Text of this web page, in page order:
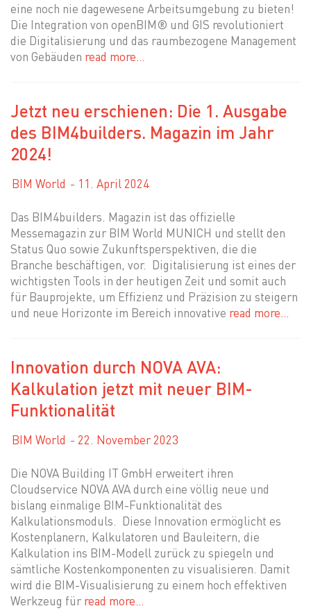
eine noch nie dagewesene Arbeitsumgebung zu bieten!
Die Integration von openBIM® und GIS revolutioniert
die Digitalisierung und das raumbezogene Management
von Gebäuden read more…
Jetzt neu erschienen: Die 1. Ausgabe
des BIM4builders. Magazin im Jahr
2024!
BIM World 11. April 2024
Das BIM4builders. Magazin ist das offizielle
Messemagazin zur BIM World MUNICH und stellt den
Status Quo sowie Zukunftsperspektiven, die die
Branche beschäftigen, vor. Digitalisierung ist eines der
wichtigsten Tools in der heutigen Zeit und somit auch
für Bauprojekte, um Effizienz und Präzision zu steigern
und neue Horizonte im Bereich innovative read more…
Innovation durch NOVA AVA:
Kalkulation jetzt mit neuer BIM-
Funktionalität
BIM World 22. November 2023
Die NOVA Building IT GmbH erweitert ihren
Cloudservice NOVA AVA durch eine völlig neue und
bislang einmalige BIM-Funktionalität des
Kalkulationsmoduls. Diese Innovation ermöglicht es
Kostenplanern, Kalkulatoren und Bauleitern, die
Kalkulation ins BIM-Modell zurück zu spiegeln und
sämtliche Kostenkomponenten zu visualisieren. Damit
wird die BIM-Visualisierung zu einem hoch effektiven
Werkzeug für read more…